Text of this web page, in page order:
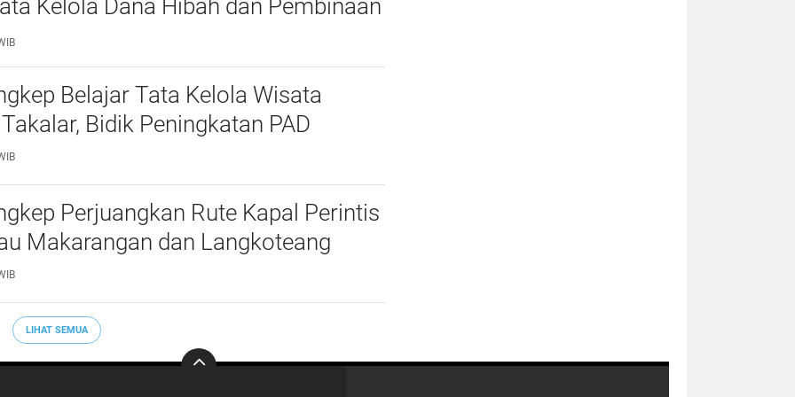
Kelola Dana Hibah dan Pembinaan
Belajar Tata Kelola Wisata
Bidik Peningkatan PAD
Perjuangkan Rute Kapal Perintis
Makarangan dan Langkoteang
LIHAT SEMUA